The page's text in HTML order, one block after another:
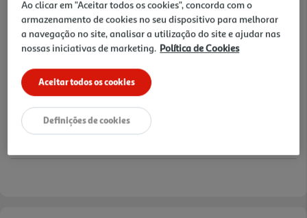
6% DESCONTO IMEDIATO INCLUÍDO
De 30/7/2026 a 31/8/2026
Preço exclusivo para clientes membros Clube Auchan,
com desconto imediato aplicado já refletido no preço
final acima apresentado.
Notas de preparação
Ao clicar em "Aceitar todos os cookies", concorda com o
armazenamento de cookies no seu dispositivo para melhorar
a navegação no site, analisar a utilização do site e ajudar nas
nossas iniciativas de marketing. Política de Cookies
Aceitar todos os cookies
Definições de cookies